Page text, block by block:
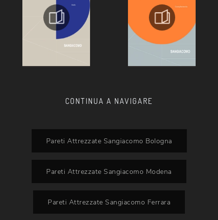
CONTINUA A NAVIGARE
Pareti Attrezzate Sangiacomo Bologna
Pareti Attrezzate Sangiacomo Modena
Pareti Attrezzate Sangiacomo Ferrara